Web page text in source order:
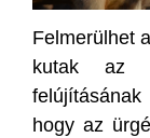
Felmerülhet
kutak az
hogy az